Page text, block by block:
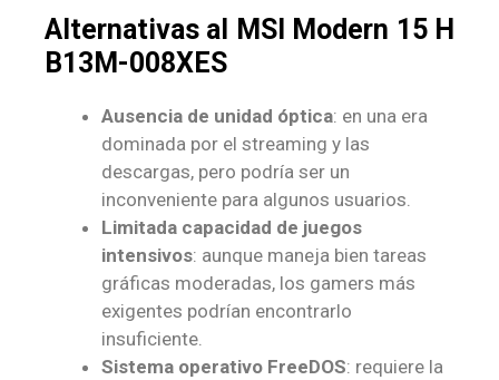
Alternativas al MSI Modern 15 H
B13M-008XES
Ausencia de unidad óptica: en una era
dominada por el streaming y las
descargas, pero podría ser un
inconveniente para algunos usuarios.
Limitada capacidad de juegos
intensivos: aunque maneja bien tareas
gráficas moderadas, los gamers más
exigentes podrían encontrarlo
insuficiente.
Sistema operativo FreeDOS: requiere la